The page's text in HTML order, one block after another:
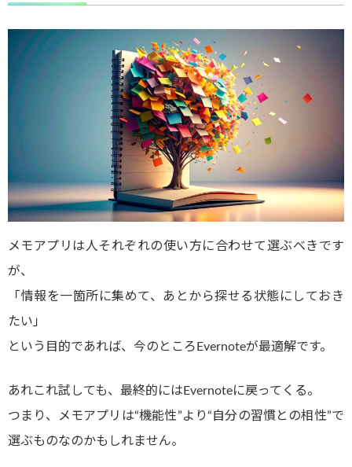
メモアプリは人それぞれの使い方に合わせて選ぶべきです
が、
「情報を一箇所に集めて、あとから探せる状態にしておき
たい」
という目的であれば、今のところEvernoteが最適解です。
あれこれ試しても、最終的にはEvernoteに戻ってくる。
つまり、メモアプリは“機能性”より“自分の習慣との相性”で
選ぶものなのかもしれません。